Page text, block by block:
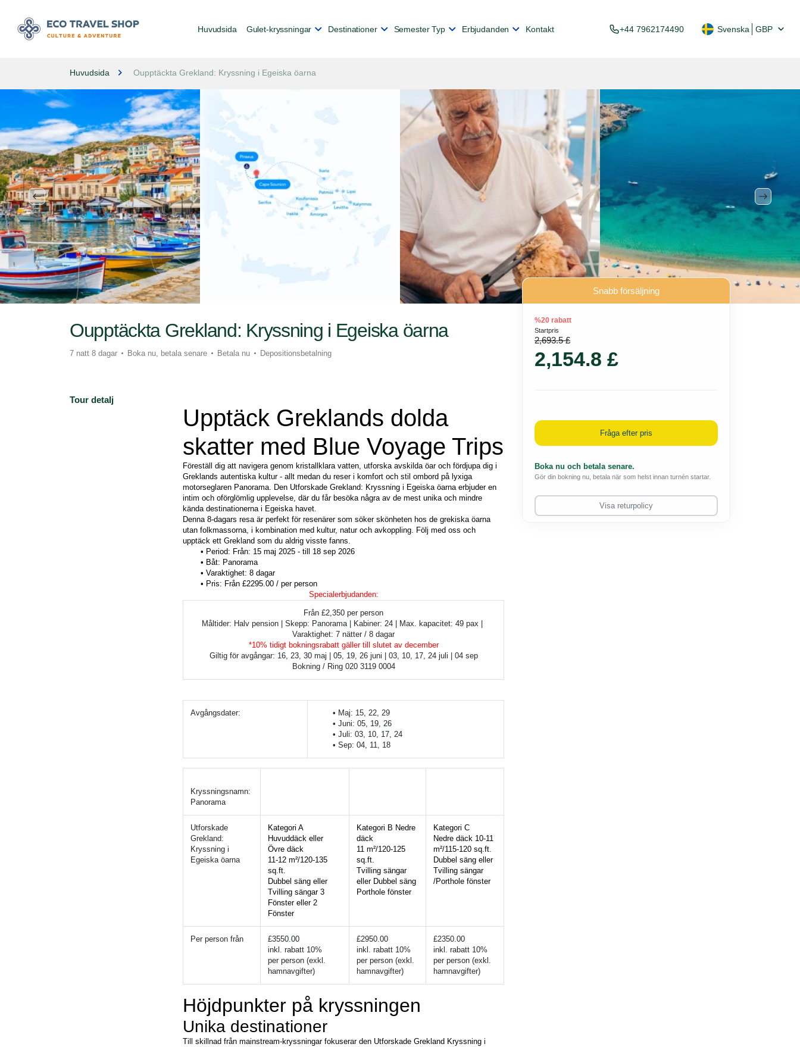
Huvudsida Gulet-kryssningar Destinationer Semester Typ Erbjudanden Kontakt +44 7962174490 Svenska GBP
Huvudsida Oupptäckta Grekland: Kryssning i Egeiska öarna
Oupptäckta Grekland: Kryssning i Egeiska öarna
7 natt 8 dagar Boka nu, betala senare Betala nu Depositionsbetalning
Tour detalj
Upptäck Greklands dolda
skatter med Blue Voyage Trips
Föreställ dig att navigera genom kristallklara vatten, utforska avskilda öar och fördjupa dig i
Greklands autentiska kultur - allt medan du reser i komfort och stil ombord på lyxiga
motorseglaren Panorama. Den Utforskade Grekland: Kryssning i Egeiska öarna erbjuder en
intim och oförglömlig upplevelse, där du får besöka några av de mest unika och mindre
kända destinationerna i Egeiska havet.
Denna 8-dagars resa är perfekt för resenärer som söker skönheten hos de grekiska öarna
utan folkmassorna, i kombination med kultur, natur och avkoppling. Följ med oss och
upptäck ett Grekland som du aldrig visste fanns.
Period: Från: 15 maj 2025 - till 18 sep 2026
Båt: Panorama
Varaktighet: 8 dagar
Pris: Från £2295.00 / per person
Specialerbjudanden:
Från £2,350 per person
Måltider: Halv pension | Skepp: Panorama | Kabiner: 24 | Max. kapacitet: 49 pax |
Varaktighet: 7 nätter / 8 dagar
*10% tidigt bokningsrabatt gäller till slutet av december
Giltig för avgångar: 16, 23, 30 maj | 05, 19, 26 juni | 03, 10, 17, 24 juli | 04 sep
Bokning / Ring 020 3119 0004
Avgångsdater:
Maj: 15, 22, 29
Juni: 05, 19, 26
Juli: 03, 10, 17, 24
Sep: 04, 11, 18
Kryssningsnamn:
Panorama
Utforskade
Grekland:
Kryssning i
Egeiska öarna
Kategori A
Huvuddäck eller
Övre däck
11-12 m²/120-135
sq.ft.
Dubbel säng eller
Tvilling sängar 3
Fönster eller 2
Fönster
Kategori B Nedre
däck
11 m²/120-125
sq.ft.
Tvilling sängar
eller Dubbel säng
Porthole fönster
Kategori C
Nedre däck 10-11
m²/115-120 sq.ft.
Dubbel säng eller
Tvilling sängar
/Porthole fönster
Per person från
£3550.00
inkl. rabatt 10%
per person (exkl.
hamnavgifter)
£2950.00
inkl. rabatt 10%
per person (exkl.
hamnavgifter)
£2350.00
inkl. rabatt 10%
per person (exkl.
hamnavgifter)
Höjdpunkter på kryssningen
Unika destinationer
Till skillnad från mainstream-kryssningar fokuserar den Utforskade Grekland Kryssning i
Snabb försäljning
%20 rabatt
Startpris
2,693.5 £
2,154.8 £
Fråga efter pris
Boka nu och betala senare.
Gör din bokning nu, betala när som helst innan turnén startar.
Visa returpolicy